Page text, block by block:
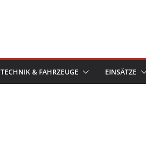
TECHNIK & FAHRZEUGE EINSÄTZE